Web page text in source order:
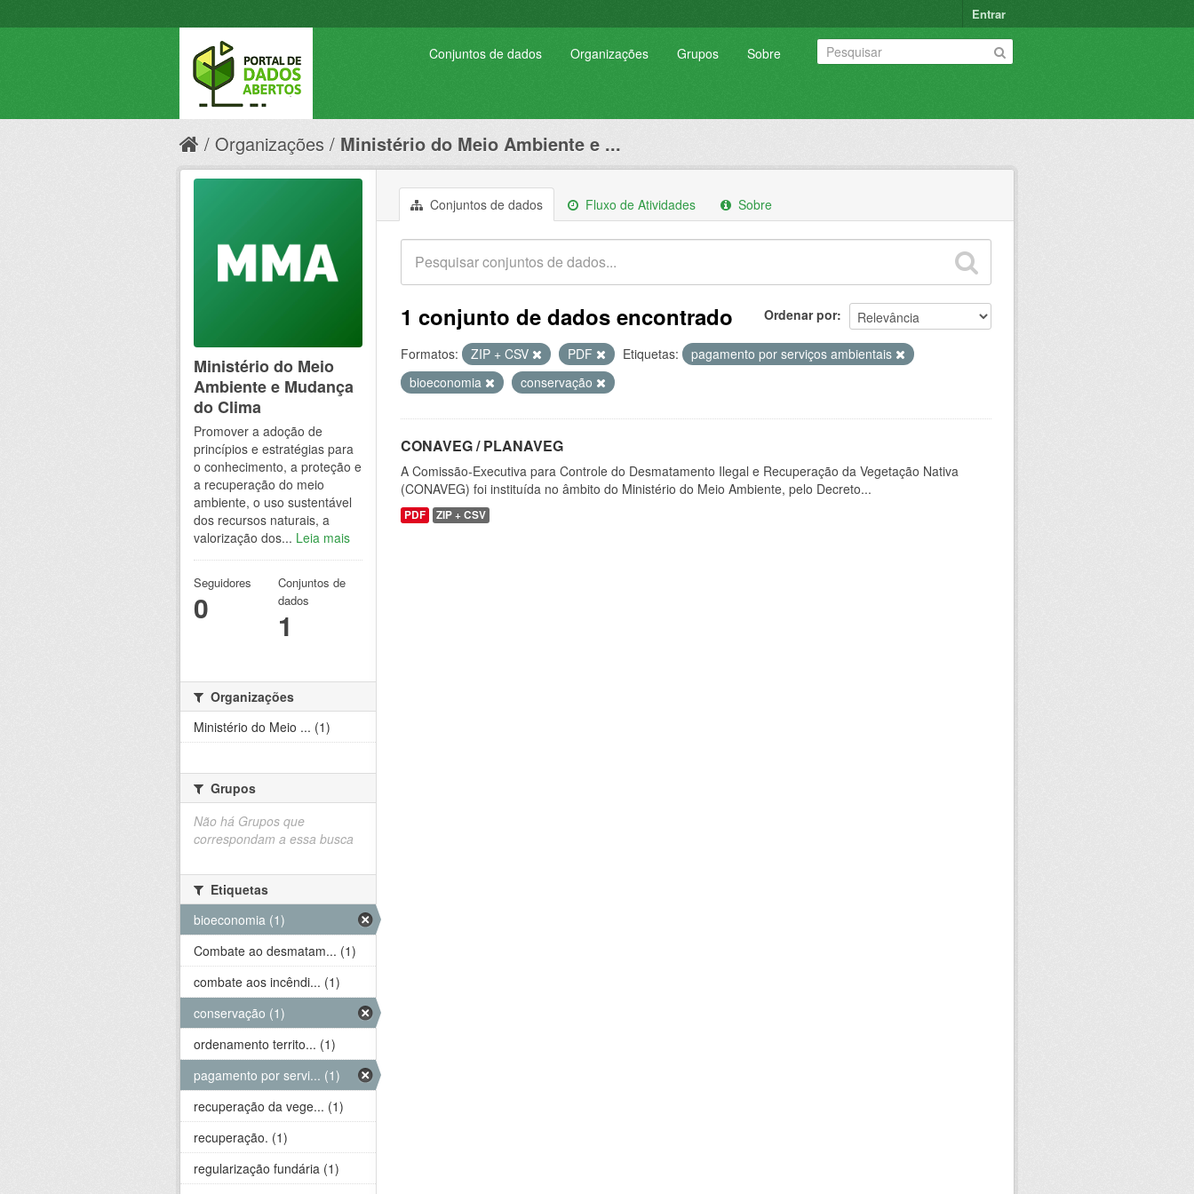
Entrar
Conjuntos de dados Organizações Grupos Sobre
Organizações Ministério do Meio Ambiente e ...
Conjuntos de dados Fluxo de Atividades Sobre
Ordenar por
1 conjunto de dados encontrado
Formatos: ZIP + CSV PDF Etiquetas:
pagamento por serviços ambientais
bioeconomia
conservação
CONAVEG / PLANAVEG
A Comissão-Executiva para Controle do Desmatamento Ilegal e Recuperação da Vegetação Nativa
(CONAVEG) foi instituída no âmbito do Ministério do Meio Ambiente, pelo Decreto...
PDF ZIP + CSV
Ministério do Meio
Ambiente e Mudança
do Clima
Promover a adoção de
princípios e estratégias para
o conhecimento, a proteção e
a recuperação do meio
ambiente, o uso sustentável
dos recursos naturais, a
valorização dos... Leia mais
Seguidores
0
Conjuntos de
dados
1
Organizações
Ministério do Meio ... (1)
Grupos
Não há Grupos que
correspondam a essa busca
Etiquetas
bioeconomia (1)
Combate ao desmatam... (1)
combate aos incêndi... (1)
conservação (1)
ordenamento territo... (1)
pagamento por servi... (1)
recuperação da vege... (1)
recuperação. (1)
regularização fundária (1)